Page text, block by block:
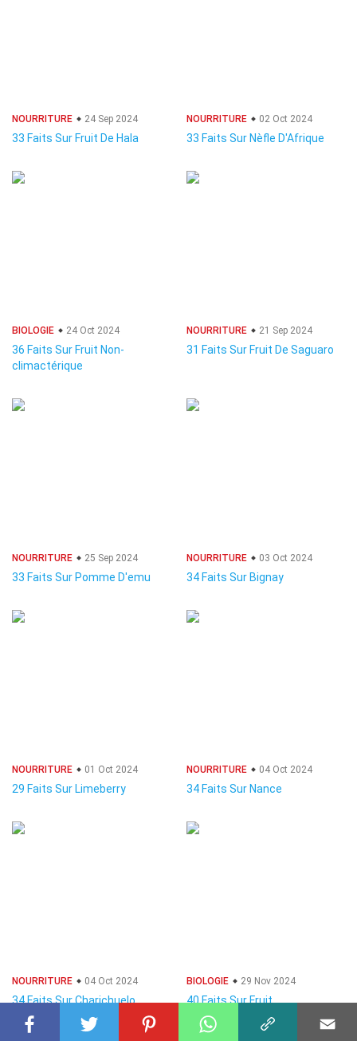
NOURRITURE 24 Sep 2024
33 Faits Sur Fruit De Hala
NOURRITURE 02 Oct 2024
33 Faits Sur Nèfle D'Afrique
BIOLOGIE 24 Oct 2024
36 Faits Sur Fruit Non-
climactérique
NOURRITURE 21 Sep 2024
31 Faits Sur Fruit De Saguaro
NOURRITURE 25 Sep 2024
33 Faits Sur Pomme D'emu
NOURRITURE 03 Oct 2024
34 Faits Sur Bignay
NOURRITURE 01 Oct 2024
29 Faits Sur Limeberry
NOURRITURE 04 Oct 2024
34 Faits Sur Nance
NOURRITURE 04 Oct 2024
34 Faits Sur Charichuelo
BIOLOGIE 29 Nov 2024
40 Faits Sur Fruit
Climactérique